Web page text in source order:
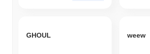
GHOUL weew